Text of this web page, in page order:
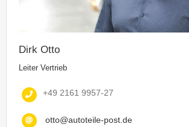
Dirk Otto
Leiter Vertrieb
+49 2161 9957-27
otto@autoteile-post.de